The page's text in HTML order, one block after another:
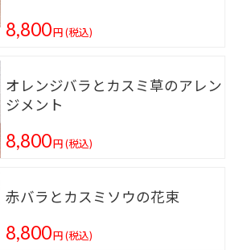
8,800円(税込)
オレンジバラとカスミ草のアレン
ジメント
8,800円(税込)
赤バラとカスミソウの花束
8,800円(税込)